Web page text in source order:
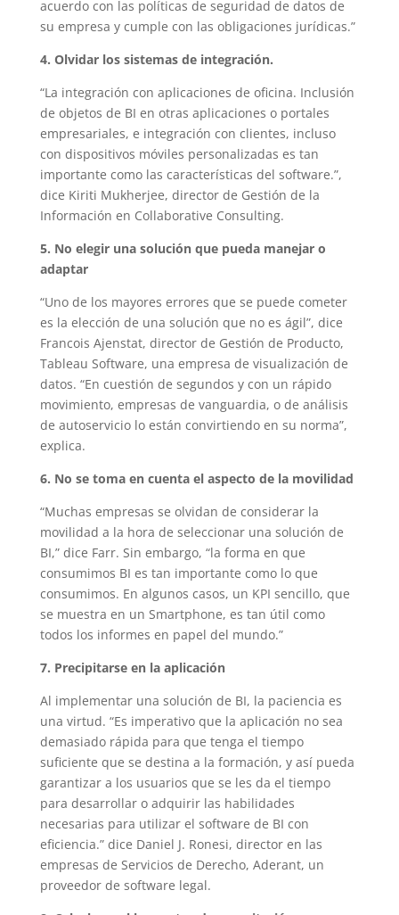
acuerdo con las políticas de seguridad de datos de
su empresa y cumple con las obligaciones jurídicas.”
4. Olvidar los sistemas de integración.
“La integración con aplicaciones de oficina. Inclusión
de objetos de BI en otras aplicaciones o portales
empresariales, e integración con clientes, incluso
con dispositivos móviles personalizadas es tan
importante como las características del software.”,
dice Kiriti Mukherjee, director de Gestión de la
Información en Collaborative Consulting.
5. No elegir una solución que pueda manejar o
adaptar
“Uno de los mayores errores que se puede cometer
es la elección de una solución que no es ágil”, dice
Francois Ajenstat, director de Gestión de Producto,
Tableau Software, una empresa de visualización de
datos. “En cuestión de segundos y con un rápido
movimiento, empresas de vanguardia, o de análisis
de autoservicio lo están convirtiendo en su norma”,
explica.
6. No se toma en cuenta el aspecto de la movilidad
“Muchas empresas se olvidan de considerar la
movilidad a la hora de seleccionar una solución de
BI,” dice Farr. Sin embargo, “la forma en que
consumimos BI es tan importante como lo que
consumimos. En algunos casos, un KPI sencillo, que
se muestra en un Smartphone, es tan útil como
todos los informes en papel del mundo.”
7. Precipitarse en la aplicación
Al implementar una solución de BI, la paciencia es
una virtud. “Es imperativo que la aplicación no sea
demasiado rápida para que tenga el tiempo
suficiente que se destina a la formación, y así pueda
garantizar a los usuarios que se les da el tiempo
para desarrollar o adquirir las habilidades
necesarias para utilizar el software de BI con
eficiencia.” dice Daniel J. Ronesi, director en las
empresas de Servicios de Derecho, Aderant, un
proveedor de software legal.